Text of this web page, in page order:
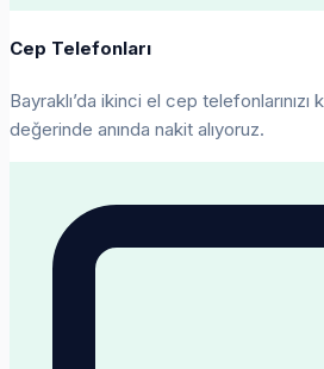
Cep Telefonları
Bayraklı’da ikinci el cep telefonlarınızı
değerinde anında nakit alıyoruz.